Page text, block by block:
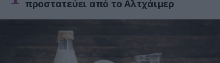
προστατεύει από το Αλτχάιμερ